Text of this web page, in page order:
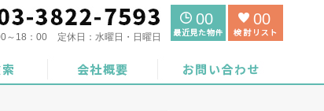
～18：00 定休日： 水曜日・日曜日
00 00